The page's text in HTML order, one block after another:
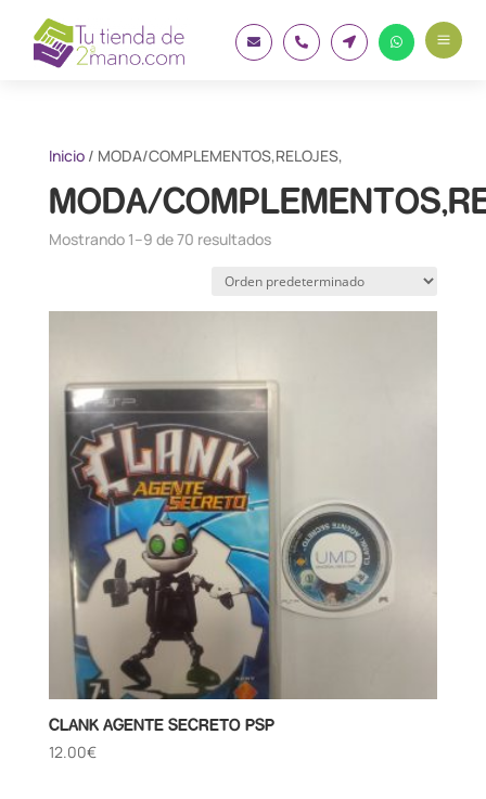
    a
Inicio/ MODA/COMPLEMENTOS,RELOJES,
MODA/
Mostrando 1–9 de 70 resultados
CLANK AGENTE SECRETO PSP
12.00€